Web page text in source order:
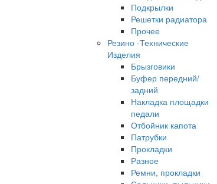
Подкрылки
Решетки радиатора
Прочее
Резино -Технические
Изделия
Брызговики
Буфер передний/
задний
Накладка площадки
педали
Отбойник капота
Патрубки
Прокладки
Разное
Ремни, прокладки